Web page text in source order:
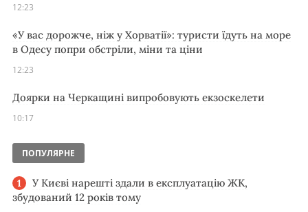
12:23
«У вас дорожче, ніж у Хорватії»: туристи їдуть на море
в Одесу попри обстріли, міни та ціни
12:23
Доярки на Черкащині випробовують екзоскелети
10:17
ПОПУЛЯРНЕ
У Києві нарешті здали в експлуатацію ЖК,
збудований 12 років тому